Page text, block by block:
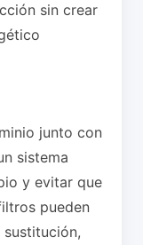
sin crear
junto con
sistema
y evitar que
pueden